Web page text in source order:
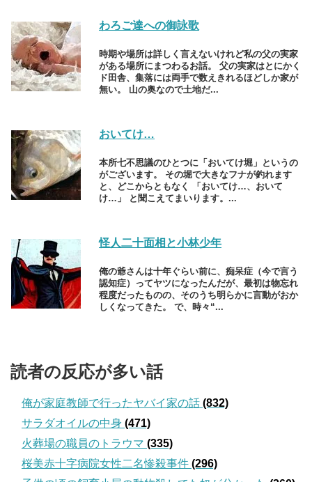
わろご達への御詠歌
時期や場所は詳しく言えないけれど私の父の実家
がある場所にまつわるお話。 父の実家はとにかく
ド田舎、集落には両手で数えきれるほどしか家が
無い。 山の奥なので土地だ...
おいてけ…
本所七不思議のひとつに「おいてけ堀」というの
がございます。 その堀で大きなフナが釣れます
と、どこからともなく 「おいてけ…、おいて
け…」 と聞こえてまいります。...
怪人二十面相と小林少年
俺の爺さんは十年ぐらい前に、痴呆症（今で言う
認知症）ってヤツになったんだが、最初は物忘れ
程度だったものの、そのうち明らかに言動がおか
しくなってきた。 で、時々“...
読者の反応が多い話
俺が家庭教師で行ったヤバイ家の話 (832)
サラダオイルの中身 (471)
火葬場の職員のトラウマ (335)
桜美赤十字病院女性二名惨殺事件 (296)